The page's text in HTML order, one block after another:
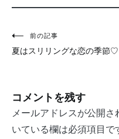
投
稿
ビ
ゲ
前の記事
夏はスリリングな恋の季節♡
コメントを残す
メールアドレスが公開さ
いている欄は必須項目で